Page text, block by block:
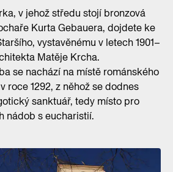
v jehož středu stojí bronzová
Kurta Gebauera, dojdete ke
vystavěnému v letech 1901–
Matěje Krcha.
se nachází na místě románského
roce 1292, z něhož se dodnes
sanktuář, tedy místo pro
nádob s eucharistií.